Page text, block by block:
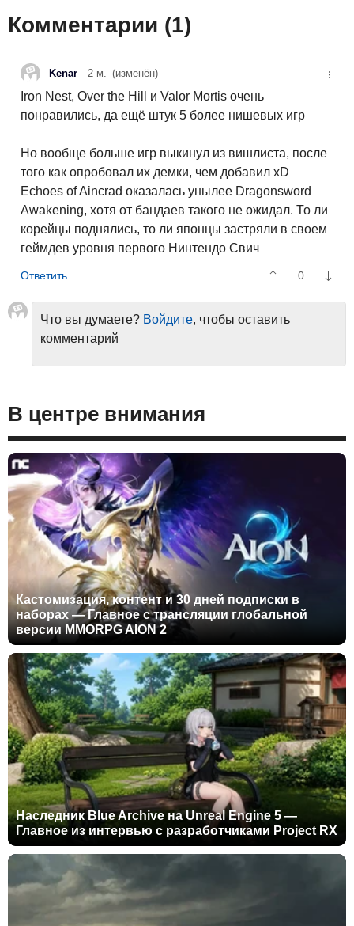
Комментарии (1)
Kenar 2 м. (изменён)
Iron Nest, Over the Hill и Valor Mortis очень
понравились, да ещё штук 5 более нишевых игр
Но вообще больше игр выкинул из вишлиста, после
того как опробовал их демки, чем добавил xD
Echoes of Aincrad оказалась унылее Dragonsword
Awakening, хотя от бандаев такого не ожидал. То ли
корейцы поднялись, то ли японцы застряли в своем
геймдев уровня первого Нинтендо Свич
0
Что вы думаете? Войдите, чтобы оставить
комментарий
В центре внимания
Кастомизация, контент и 30 дней подписки в
наборах — Главное с трансляции глобальной
версии MMORPG AION 2
Наследник Blue Archive на Unreal Engine 5 —
Главное из интервью с разработчиками Project RX